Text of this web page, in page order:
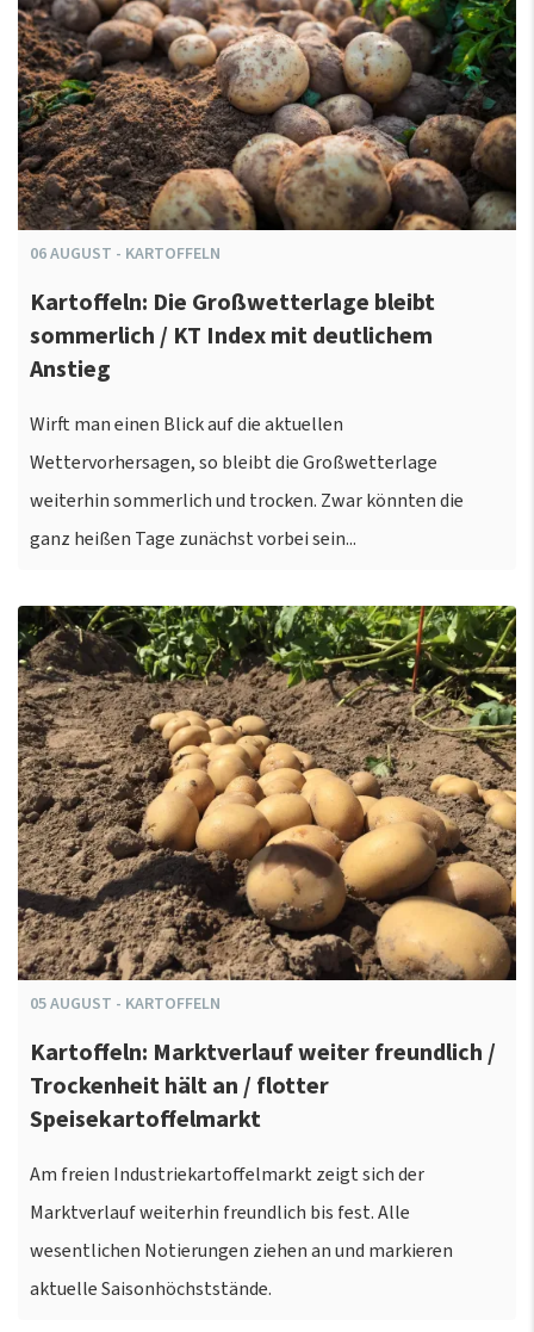
06AUGUST - KARTOFFELN
Kartoffeln: Die Großwetterlage bleibt
sommerlich / KT Index mit deutlichem
Anstieg
Wirft man einen Blick auf die aktuellen
Wettervorhersagen, so bleibt die Großwetterlage
weiterhin sommerlich und trocken. Zwar könnten die
ganz heißen Tage zunächst vorbei sein...
05AUGUST - KARTOFFELN
Kartoffeln: Marktverlauf weiter freundlich /
Trockenheit hält an / flotter
Speisekartoffelmarkt
Am freien Industriekartoffelmarkt zeigt sich der
Marktverlauf weiterhin freundlich bis fest. Alle
wesentlichen Notierungen ziehen an und markieren
aktuelle Saisonhöchststände.